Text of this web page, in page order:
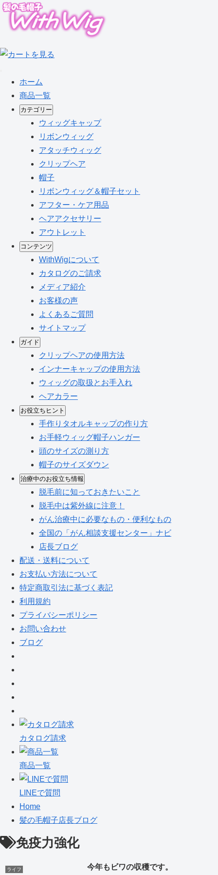
ホーム
商品一覧
カテゴリー
ウィッグキャップ
リボンウィッグ
アタッチウィッグ
クリップヘア
帽子
リボンウィッグ＆帽子セット
アフター・ケア用品
ヘアアクセサリー
アウトレット
コンテンツ
WithWigについて
カタログのご請求
メディア紹介
お客様の声
よくあるご質問
サイトマップ
ガイド
クリップヘアの使用方法
インナーキャップの使用方法
ウィッグの取扱とお手入れ
ヘアカラー
お役立ちヒント
手作りタオルキャップの作り方
お手軽ウィッグ帽子ハンガー
頭のサイズの測り方
帽子のサイズダウン
治療中のお役立ち情報
脱毛前に知っておきたいこと
脱毛中は紫外線に注意！
がん治療中に必要なもの・便利なもの
全国の「がん相談支援センター」ナビ
店長ブログ
配送・送料について
お支払い方法について
特定商取引法に基づく表記
利用規約
プライバシーポリシー
お問い合わせ
ブログ
カタログ請求
商品一覧
LINEで質問
Home
髪の毛帽子店長ブログ
免疫力強化
ライフ 今年もビワの収穫です。